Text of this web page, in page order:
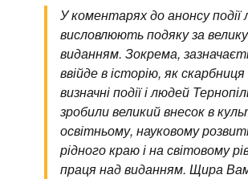
У коментарях до анонсу події
висловлюють подяку за
виданням. Зокрема,
ввійде в історію, як
визначні події і людей
зробили великий внесок в
освітньому, науковому
рідного краю і на світовому
праця над виданням. Щира